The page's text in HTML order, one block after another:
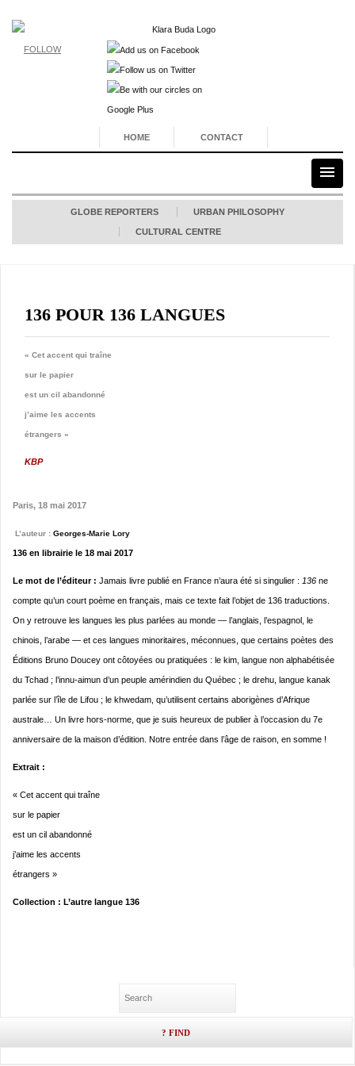
FOLLOW
HOME CONTACT
GLOBE REPORTERS URBAN PHILOSOPHY
CULTURAL CENTRE
136 POUR 136 LANGUES
« Cet accent qui traîne
sur le papier
est un cil abandonné
j’aime les accents
étrangers »
KBP
Paris, 18 mai 2017
L’auteur : Georges-Marie Lory
136 en librairie le 18 mai 2017
Le mot de l’éditeur : Jamais livre publié en France n’aura été si singulier : 136 ne
compte qu’un court poème en français, mais ce texte fait l’objet de 136 traductions.
On y retrouve les langues les plus parlées au monde — l’anglais, l’espagnol, le
chinois, l’arabe — et ces langues minoritaires, méconnues, que certains poètes des
Éditions Bruno Doucey ont côtoyées ou pratiquées : le kim, langue non alphabétisée
du Tchad ; l’innu-aimun d’un peuple amérindien du Québec ; le drehu, langue kanak
parlée sur l’île de Lifou ; le khwedam, qu’utilisent certains aborigènes d’Afrique
australe… Un livre hors-norme, que je suis heureux de publier à l’occasion du 7e
anniversaire de la maison d’édition. Notre entrée dans l’âge de raison, en somme !
Extrait :
« Cet accent qui traîne
sur le papier
est un cil abandonné
j’aime les accents
étrangers »
Collection : L’autre langue 136